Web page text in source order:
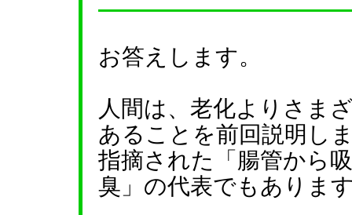
お答えします。
人間は、老化よりさま
あることを前回説明し
指摘された「腸管から
臭」の代表でもありま